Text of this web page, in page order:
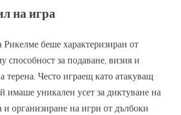
на игра
беше характеризиран от
способност за подаване, визия и
терена. Често играещ като атакуващ
имаше уникален усет за диктуване на
и организиране на игри от дълбоки